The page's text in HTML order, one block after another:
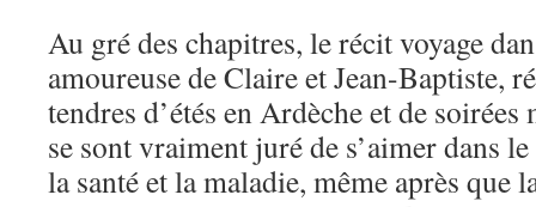
Au gré des chapitres, le récit voyage
amoureuse de Claire et Jean-Baptiste,
tendres d’étés en Ardèche et de
se sont vraiment juré de s’aimer dans
la santé et la maladie, même après que